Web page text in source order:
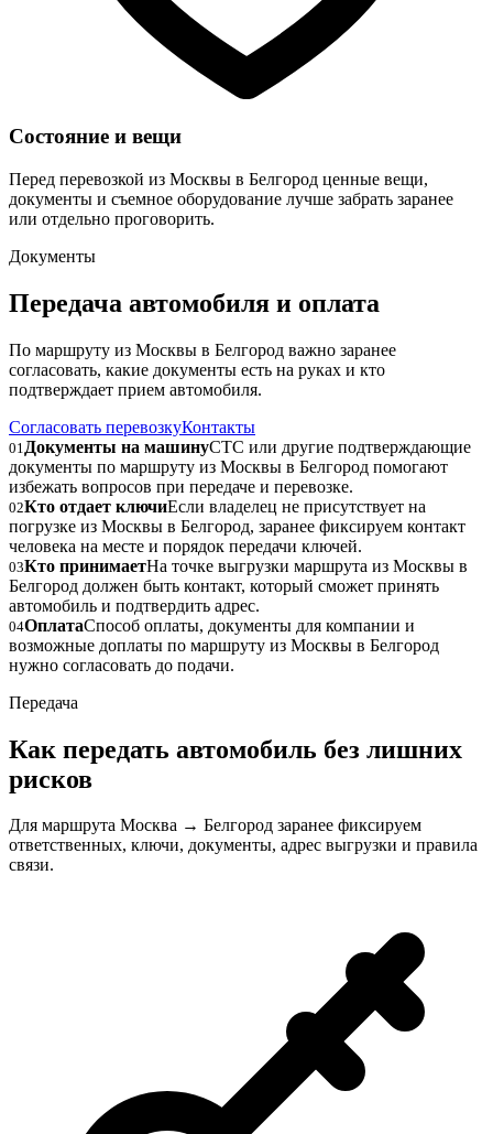
Состояние и вещи
Перед перевозкой из Москвы в Белгород ценные вещи,
документы и съемное оборудование лучше забрать заранее
или отдельно проговорить.
Документы
Передача автомобиля и оплата
По маршруту из Москвы в Белгород важно заранее
согласовать, какие документы есть на руках и кто
подтверждает прием автомобиля.
Согласовать перевозкуКонтакты
01 Документы на машинуСТС или другие подтверждающие
документы по маршруту из Москвы в Белгород помогают
избежать вопросов при передаче и перевозке.
02Кто отдает ключиЕсли владелец не присутствует на
погрузке из Москвы в Белгород, заранее фиксируем контакт
человека на месте и порядок передачи ключей.
03Кто принимаетНа точке выгрузки маршрута из Москвы в
Белгород должен быть контакт, который сможет принять
автомобиль и подтвердить адрес.
04ОплатаСпособ оплаты, документы для компании и
возможные доплаты по маршруту из Москвы в Белгород
нужно согласовать до подачи.
Передача
Как передать автомобиль без лишних
рисков
Для маршрута Москва → Белгород заранее фиксируем
ответственных, ключи, документы, адрес выгрузки и правила
связи.